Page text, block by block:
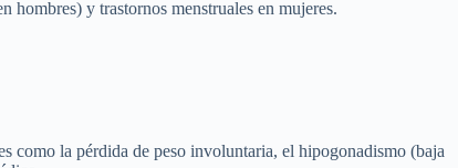
y trastornos menstruales en mujeres.
como la pérdida de peso involuntaria, el hipogonadismo (baja